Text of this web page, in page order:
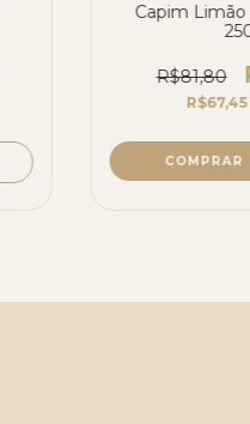
Capim
R$81,80
R$67,45